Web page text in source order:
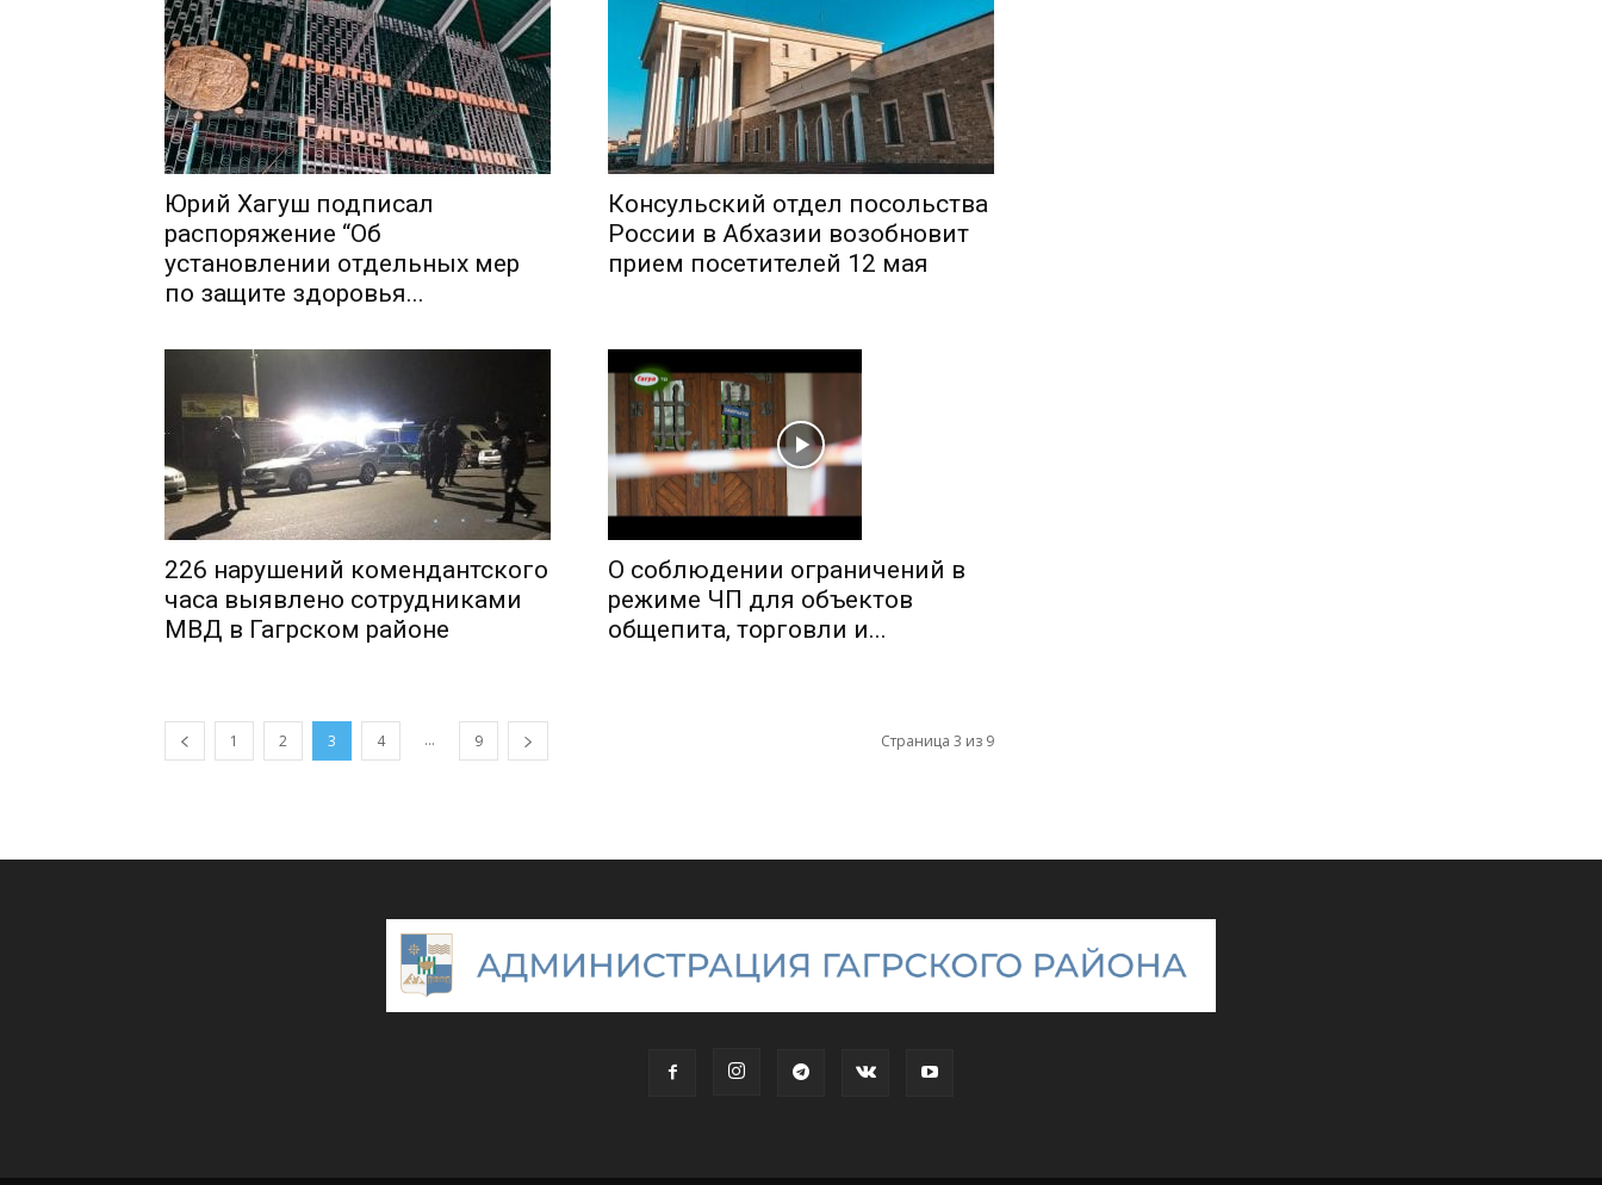
Юрий Хагуш подписал
распоряжение “Об
установлении отдельных мер
по защите здоровья...
Консульский отдел посольства
России в Абхазии возобновит
прием посетителей 12 мая
226 нарушений комендантского
часа выявлено сотрудниками
МВД в Гагрском районе
О соблюдении ограничений в
режиме ЧП для объектов
общепита, торговли и...
1 2 3 4 ... 9 Страница 3 из 9